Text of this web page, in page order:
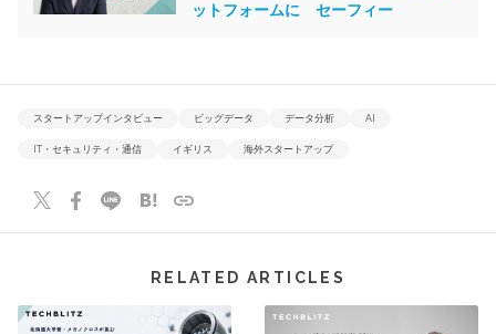
ットフォームに セーフィー
スタートアップインタビュー ビッグデータ データ分析 AI
IT・セキュリティ・通信 イギリス 海外スタートアップ
RELATED ARTICLES